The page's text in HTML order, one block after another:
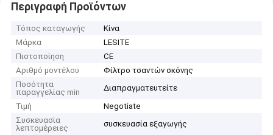
Περιγραφή Προϊόντων
Τόπος καταγωγής
Κίνα
Μάρκα
LESITE
Πιστοποίηση
CE
Αριθμό μοντέλου
Φίλτρο τσαντών σκόνης
Ποσότητα
παραγγελίας min
Διαπραγματευτείτε
Τιμή
Negotiate
Συσκευασία
λεπτομέρειες
συσκευασία εξαγωγής